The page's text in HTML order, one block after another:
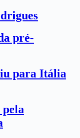
pré-
para Itália